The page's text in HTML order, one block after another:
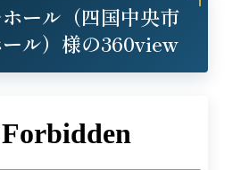
ール（四国中央市
ル）様の360view